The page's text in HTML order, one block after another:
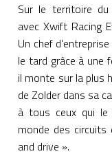
Sur le territoire du
avec Xwift Racing
Un chef
le tard grâce à une
il monte sur la plus
de Zolder dans sa
à tous ceux qui le
monde des circuits
and drive ».